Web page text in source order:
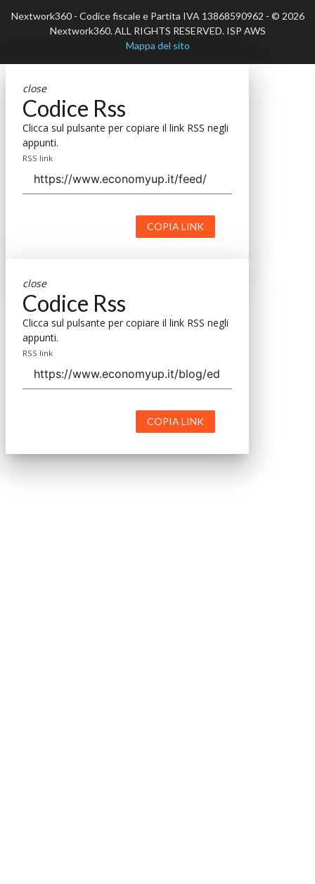
Nextwork360 - Codice fiscale e Partita IVA 13868590962 - © 2026
Nextwork360. ALL RIGHTS RESERVED. ISP AWS
Mappa del sito
close
Codice Rss
Clicca sul pulsante per copiare il link RSS negli
appunti.
RSS link
COPIA LINK
close
Codice Rss
Clicca sul pulsante per copiare il link RSS negli
appunti.
RSS link
COPIA LINK